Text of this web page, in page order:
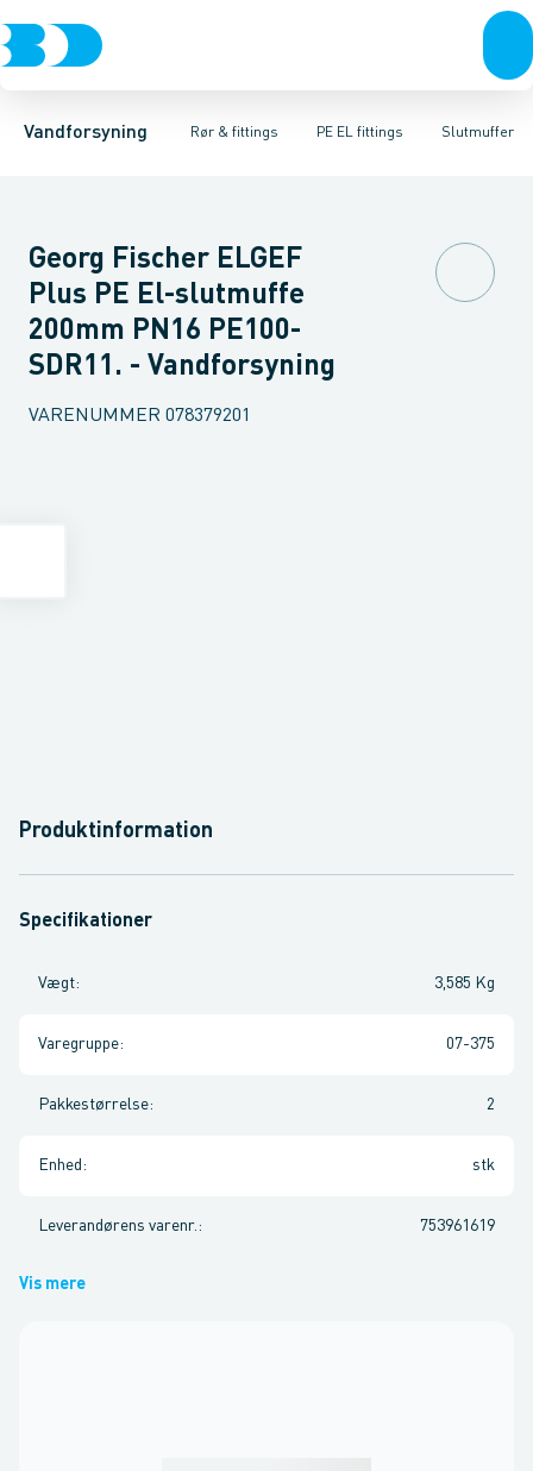
Vandforsyning Rør & fittings
Rør & fittingsKoblinger & anboringerMuffer, klemmer &
PE EL fittings
PE rørPE EL fittingsPE fittings Duktiljern fittings Slutmuffer
VinklerT-stykker SvejsemufferReduktionerAnboringssadler-
Georg Fischer ELGEF
Plus PE El-slutmuffe
200mm PN16 PE100-
SDR11. - Vandforsyning
VARENUMMER 078379201
Produktinformation
Specifikationer
Vægt: 3,585 Kg
Varegruppe: 07-375
Pakkestørrelse: 2
Enhed : stk
Leverandørens varenr. : 753961619
Vis mere